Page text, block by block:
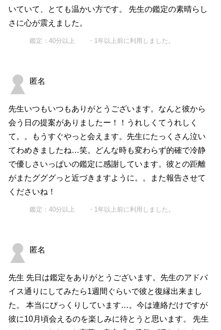
いていて、とても温かい方です。 先生の鑑定の素晴らし
さに心が震えました。
鑑定：40分以上 ・1年以上前に利用しました。
匿名
先生いつもいつもありがとうございます。なんと彼から
会う日の提案がありましたー！！うれしくてうれしく
て。。もうすぐやっと会えます。先生にたっくさん泣い
てわめきましたね…笑。どんな時も変わらず的確で冷静
で優しさいっぱいの鑑定に感謝しています。彼との距離
がまたグググっと近づきますように。。また報告させて
くださいね！
鑑定：40分以上 ・1年以上前に利用しました。
匿名
先生 先日は鑑定をありがとうございます。先生のアドバ
イス通りにしてみたら1週間ぐらいで彼と復縁出来まし
た。 本当にびっくりしています…。今は連絡だけですが
彼に10月頃会えるのを楽しみに待とうと思います。 先生